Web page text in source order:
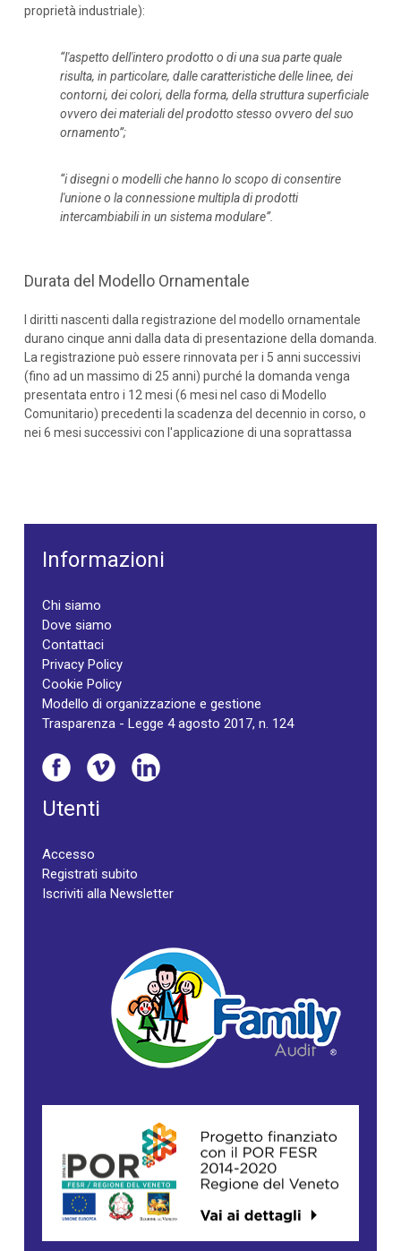
proprietà industriale):
“l'aspetto dell'intero prodotto o di una sua parte quale
risulta, in particolare, dalle caratteristiche delle linee, dei
contorni, dei colori, della forma, della struttura superficiale
ovvero dei materiali del prodotto stesso ovvero del suo
ornamento”;
“i disegni o modelli che hanno lo scopo di consentire
l'unione o la connessione multipla di prodotti
intercambiabili in un sistema modulare”.
Durata del Modello Ornamentale
I diritti nascenti dalla registrazione del modello ornamentale
durano cinque anni dalla data di presentazione della domanda.
La registrazione può essere rinnovata per i 5 anni successivi
(fino ad un massimo di 25 anni) purché la domanda venga
presentata entro i 12 mesi (6 mesi nel caso di Modello
Comunitario) precedenti la scadenza del decennio in corso, o
nei 6 mesi successivi con l'applicazione di una soprattassa
Informazioni
Chi siamo
Dove siamo
Contattaci
Privacy Policy
Cookie Policy
Modello di organizzazione e gestione
Trasparenza - Legge 4 agosto 2017, n. 124
Utenti
Accesso
Registrati subito
Iscriviti alla Newsletter